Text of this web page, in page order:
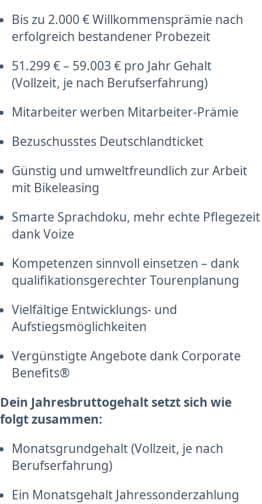
Bis zu 2.000 € Willkommensprämie nach
erfolgreich bestandener Probezeit
51.299 € – 59.003 € pro Jahr Gehalt
(Vollzeit, je nach Berufserfahrung)
Mitarbeiter werben Mitarbeiter-Prämie
Bezuschusstes Deutschlandticket
Günstig und umweltfreundlich zur Arbeit
mit Bikeleasing
Smarte Sprachdoku, mehr echte Pflegezeit
dank Voize
Kompetenzen sinnvoll einsetzen – dank
qualifikationsgerechter Tourenplanung
Vielfältige Entwicklungs- und
Aufstiegsmöglichkeiten
Vergünstigte Angebote dank Corporate
Benefits®
Dein Jahresbruttogehalt setzt sich wie
folgt zusammen:
Monatsgrundgehalt (Vollzeit, je nach
Berufserfahrung)
Ein Monatsgehalt Jahressonderzahlung